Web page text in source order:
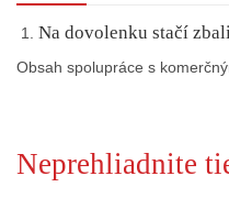
Na dovolenku stačí
Obsah spolupráce s
Neprehliadnite